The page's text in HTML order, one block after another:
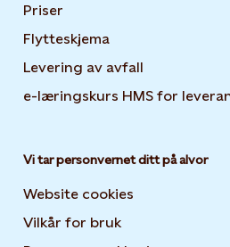
Priser
Flytteskjema
Levering av avfall
e-læringskurs HMS for
Vi tar personvernet ditt på alvor
Website cookies
Vilkår for bruk